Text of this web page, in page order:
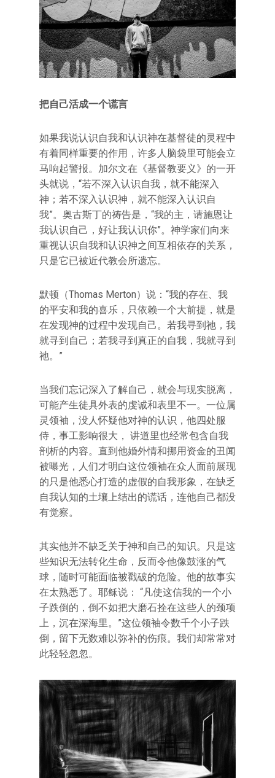
把自己活成一个谎言
如果我说认识自我和认识神在基督徒的灵程中
有着同样重要的作用，许多人脑袋里可能会立
马响起警报。加尔文在《基督教要义》的一开
头就说，“若不深入认识自我，就不能深入
神；若不深入认识神，就不能深入认识自
我”。奥古斯丁的祷告是，“我的主，请施恩让
我认识自己，好让我认识你”。神学家们向来
重视认识自我和认识神之间互相依存的关系，
只是它已被近代教会所遗忘。
默顿（Thomas Merton）说：“我的存在、我
的平安和我的喜乐，只依赖一个大前提，就是
在发现神的过程中发现自己。若我寻到祂，我
就寻到自己；若我寻到真正的自我，我就寻到
祂。”
当我们忘记深入了解自己，就会与现实脱离，
可能产生徒具外表的虔诚和表里不一。一位属
灵领袖，没人怀疑他对神的认识，他四处服
侍，事工影响很大， 讲道里也经常包含自我
剖析的内容。直到他婚外情和挪用资金的丑闻
被曝光，人们才明白这位领袖在众人面前展现
的只是他悉心打造的虚假的自我形象，在缺乏
自我认知的土壤上结出的谎话，连他自己都没
有觉察。
其实他并不缺乏关于神和自己的知识。只是这
些知识无法转化生命，反而令他像鼓涨的气
球，随时可能面临被戳破的危险。他的故事实
在太熟悉了。耶稣说： “凡使这信我的一个小
子跌倒的，倒不如把大磨石拴在这些人的颈项
上，沉在深海里。”这位领袖令数千个小子跌
倒，留下无数难以弥补的伤痕。我们却常常对
此轻轻忽忽。